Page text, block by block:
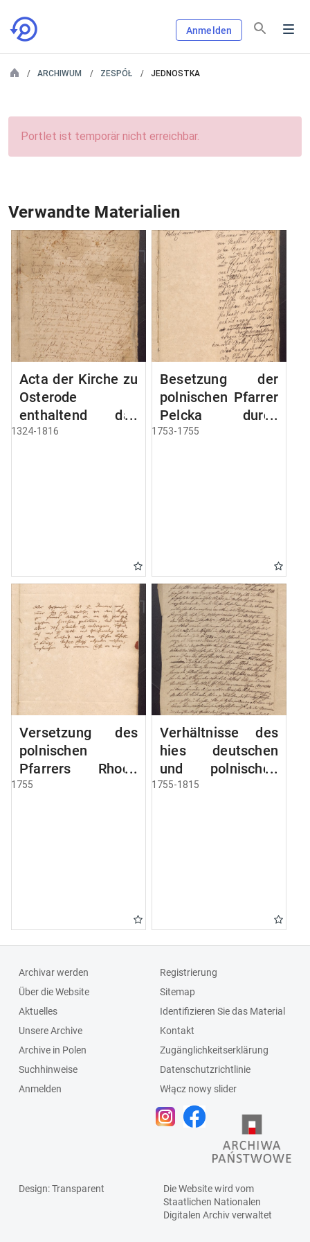
Anmelden
ARCHIWUM ZESPÓŁ JEDNOSTKA
Portlet ist temporär nicht erreichbar.
Verwandte Materialien
Acta der Kirche zu
Osterode
enthaltend das
Privilegium der
1324-1816
Besetzung der
polnischen Pfarrer
Pelcka durch
Roektor Rhode
1753-1755
Versetzung des
polnischen
Pfarrers Rhode
nach Deutsch
1755
Verhältnisse des
hies deutschen
und polnischen
Pfarrers
1755-1815
Archivar werden
Über die Website
Aktuelles
Unsere Archive
Archive in Polen
Suchhinweise
Anmelden
Registrierung
Sitemap
Identifizieren Sie das Material
Kontakt
Zugänglichkeitserklärung
Datenschutzrichtlinie
Włącz nowy slider
Design: Transparent
Die Website wird vom
Staatlichen Nationalen
Digitalen Archivverwaltet